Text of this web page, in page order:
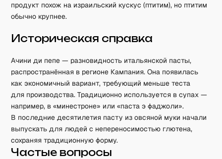
продукт похож на израильский кускус (птитим), но птитим
обычно крупнее.
Историческая справка
Ачини ди пепе — разновидность итальянской пасты,
распространённая в регионе Кампания. Она появилась
как экономичный вариант, требующий меньше теста
для производства. Традиционно используется в супах —
например, в «минестроне» или «паста э фаджоли».
В последние десятилетия пасту из овсяной муки начали
выпускать для людей с непереносимостью глютена,
сохраняя традиционную форму.
Частые вопросы